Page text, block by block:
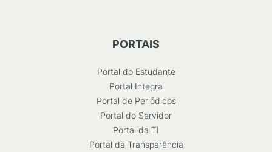
PORTAIS
Portal do Estudante
Portal Integra
Portal de Periódicos
Portal do Servidor
Portal da TI
Portal da Transparência